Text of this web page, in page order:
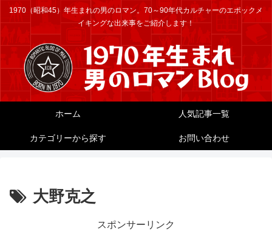
1970（昭和45）年生まれの男のロマン。70～90年代カルチャーのエポックメ
イキングな出来事をご紹介します！
ホーム 人気記事一覧
カテゴリーから探す お問い合わせ
大野克之
スポンサーリンク